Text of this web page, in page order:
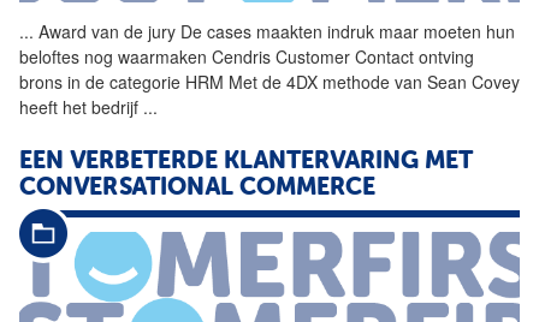
... Award van de jury De cases maakten indruk maar moeten hun
beloftes nog waarmaken Cendris Customer Contact ontving
brons in de categorie HRM Met de 4DX methode van Sean Covey
heeft het bedrijf ...
EEN VERBETERDE KLANTERVARING MET
CONVERSATIONAL COMMERCE